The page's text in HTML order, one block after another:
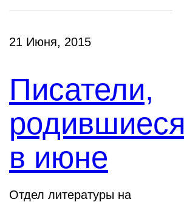
21 Июня, 2015
Писатели,
родившиеся
в июне
Отдел литературы на